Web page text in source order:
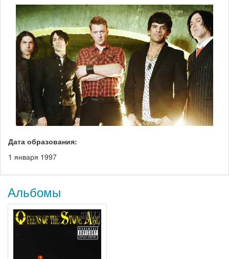
Дата образования:
1 января 1997
Альбомы